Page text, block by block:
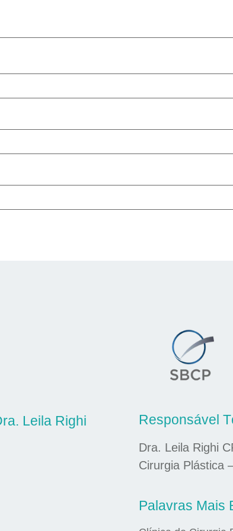
Leila Righi Responsável
Dra. Leila Righi
Cirurgia Plástica
Palavras Mais